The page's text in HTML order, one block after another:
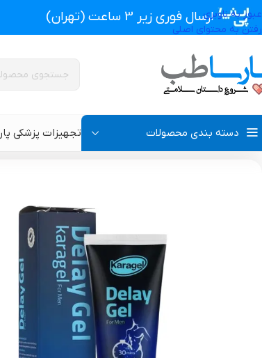
عبور به ناوبری
رفتن به محتوای اصلی
ارسال فوری زیر 3 ساعت (تهران)
دسته بندی محصولات
گن بعد از جراحی مردانه
گن بعد از جراحی زنانه
گن لاغری و گن بعد از زایمان
سوتین طبی
سوتین
گن
گن
تجهیزات پزشکی
تجهیزات پزشکی پارساطب محصولات بهداشتی> محصولات